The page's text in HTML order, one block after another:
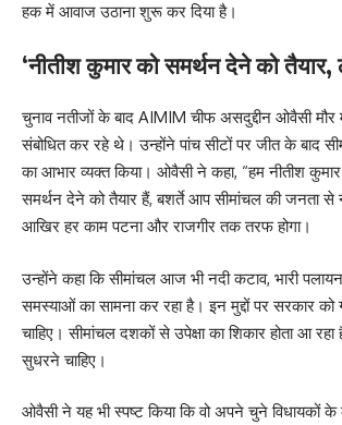
हक में आवाज उठाना शुरू कर दिया है।
‘नीतीश कुमार को समर्थन देने को
चुनाव नतीजों के बाद AIMIM चीफ असदुद्दीन ओवैसी
संबोधित कर रहे थे। उन्होंने पांच सीटों पर जीत के बाद
का आभार व्यक्त किया। ओवैसी ने कहा, “हम नीतीश
समर्थन देने को तैयार हैं, बशर्ते आप सीमांचल की जनता
आखिर हर काम पटना और राजगीर तक तरफ होगा।
उन्होंने कहा कि सीमांचल आज भी नदी कटाव, भारी
समस्याओं का सामना कर रहा है। इन मुद्दों पर सरकार को
चाहिए। सीमांचल दशकों से उपेक्षा का शिकार होता आ
सुधरने चाहिए।
ओवैसी ने यह भी स्पष्ट किया कि वो अपने चुने विधायकों